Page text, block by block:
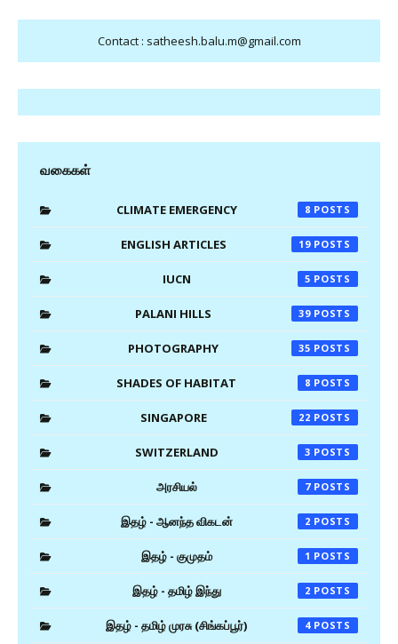
Contact : satheesh.balu.m@gmail.com
வகைகள்
CLIMATE EMERGENCY 8
ENGLISH ARTICLES 19
IUCN 5
PALANI HILLS 39
PHOTOGRAPHY 35
SHADES OF HABITAT 8
SINGAPORE 22
SWITZERLAND 3
அரசியல் 7
இதழ் - ஆனந்த விகடன் 2
இதழ் - குமுதம் 1
இதழ் - தமிழ் இந்து 2
இதழ் - தமிழ் முரசு (சிங்கப்பூர்) 4